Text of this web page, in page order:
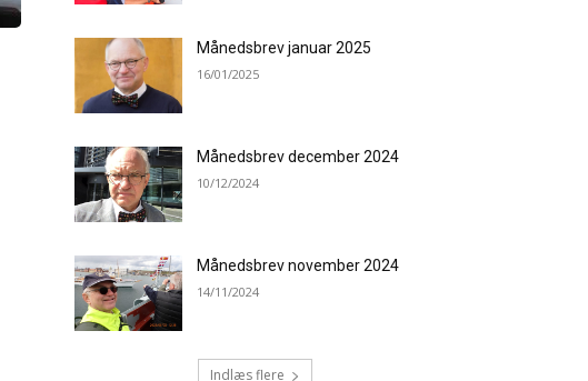
Månedsbrev januar 2025
16/01/2025
Månedsbrev december 2024
10/12/2024
Månedsbrev november 2024
14/11/2024
Indlæs flere